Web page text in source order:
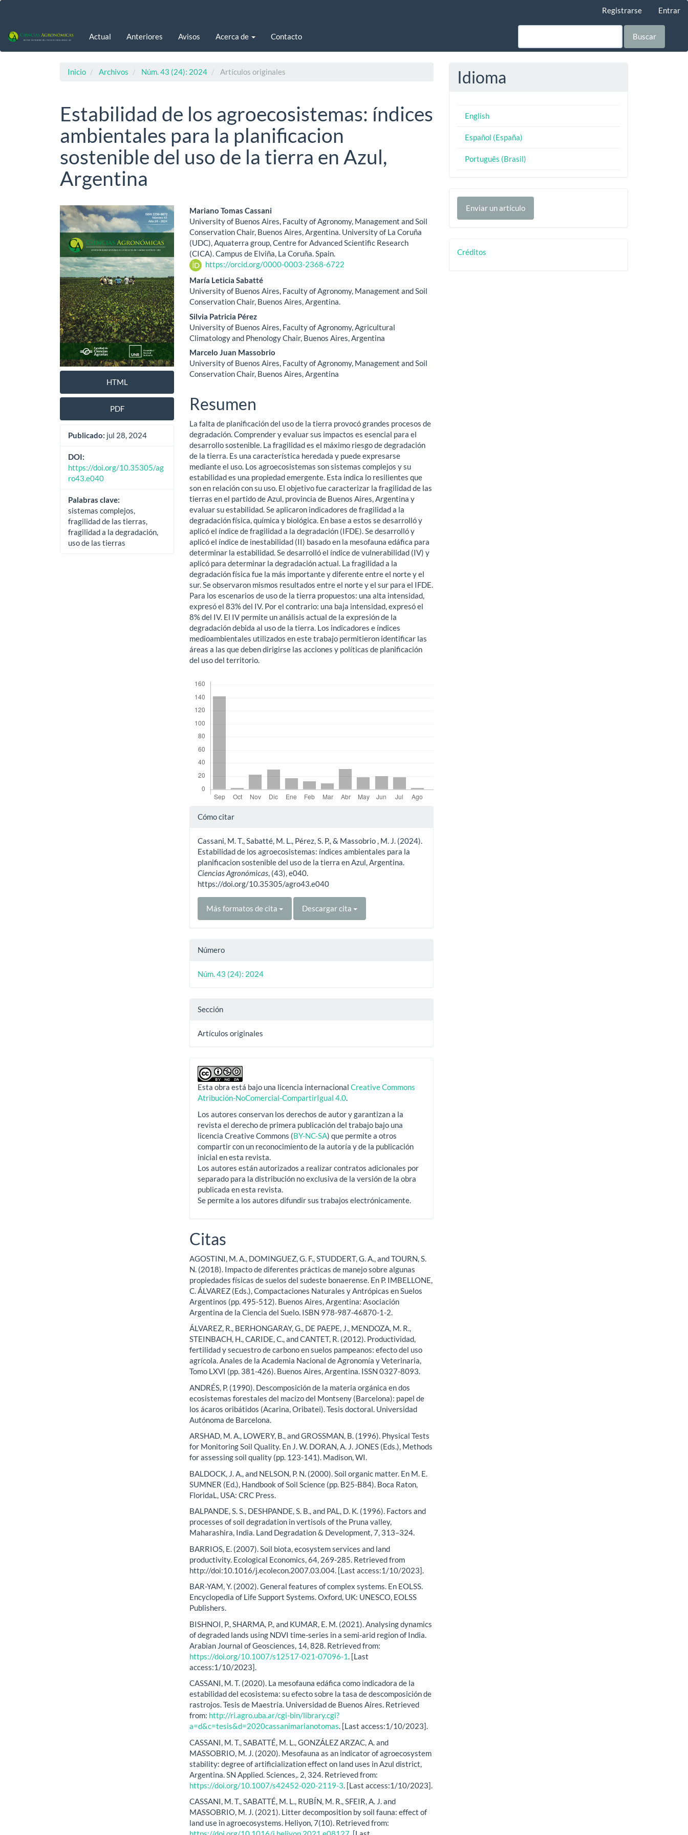
principal
Registrarse Entrar
Actual Anteriores Avisos Acerca de Contacto Buscar
Inicio Archivos Núm. 43 (24): 2024 Artículos originales
Estabilidad de los agroecosistemas: índices
ambientales para la planificacion
sostenible del uso de la tierra en Azul,
Argentina
Barra
lateral
del
artículo
HTML
PDF
Publicado: jul 28, 2024
DOI:
https://doi.org/10.35305/ag
ro43.e040
Palabras clave:
sistemas complejos,
fragilidad de las tierras,
fragilidad a la degradación,
uso de las tierras
Contenido
principal
del
artículo
Mariano Tomas Cassani
University of Buenos Aires, Faculty of Agronomy, Management and Soil
Conservation Chair, Buenos Aires, Argentina. University of La Coruña
(UDC), Aquaterra group, Centre for Advanced Scientific Research
(CICA). Campus de Elviña, La Coruña. Spain.
https://orcid.org/0000-0003-2368-6722
María Leticia Sabatté
University of Buenos Aires, Faculty of Agronomy, Management and Soil
Conservation Chair, Buenos Aires, Argentina.
Silvia Patricia Pérez
University of Buenos Aires, Faculty of Agronomy, Agricultural
Climatology and Phenology Chair, Buenos Aires, Argentina
Marcelo Juan Massobrio
University of Buenos Aires, Faculty of Agronomy, Management and Soil
Conservation Chair, Buenos Aires, Argentina
Resumen
La falta de planificación del uso de la tierra provocó grandes procesos de
degradación. Comprender y evaluar sus impactos es esencial para el
desarrollo sostenible. La fragilidad es el máximo riesgo de degradación
de la tierra. Es una característica heredada y puede expresarse
mediante el uso. Los agroecosistemas son sistemas complejos y su
estabilidad es una propiedad emergente. Esta indica lo resilientes que
son en relación con su uso. El objetivo fue caracterizar la fragilidad de las
tierras en el partido de Azul, provincia de Buenos Aires, Argentina y
evaluar su estabilidad. Se aplicaron indicadores de fragilidad a la
degradación física, química y biológica. En base a estos se desarrolló y
aplicó el índice de fragilidad a la degradación (IFDE). Se desarrolló y
aplicó el índice de inestabilidad (II) basado en la mesofauna edáfica para
determinar la estabilidad. Se desarrolló el índice de vulnerabilidad (IV) y
aplicó para determinar la degradación actual. La fragilidad a la
degradación física fue la más importante y diferente entre el norte y el
sur. Se observaron mismos resultados entre el norte y el sur para el IFDE.
Para los escenarios de uso de la tierra propuestos: una alta intensidad,
expresó el 83% del IV. Por el contrario: una baja intensidad, expresó el
8% del IV. El IV permite un análisis actual de la expresión de la
degradación debida al uso de la tierra. Los indicadores e índices
medioambientales utilizados en este trabajo permitieron identificar las
áreas a las que deben dirigirse las acciones y políticas de planificación
del uso del territorio.
Detalles
artículo
Cómo citar
Cassani, M. T., Sabatté, M. L., Pérez, S. P., & Massobrio , M. J. (2024).
Estabilidad de los agroecosistemas: índices ambientales para la
planificacion sostenible del uso de la tierra en Azul, Argentina.
Ciencias Agronómicas, (43), e040.
https://doi.org/10.35305/agro43.e040
Más formatos de cita Descargar cita
Número
Núm. 43 (24): 2024
Sección
Artículos originales
Esta obra está bajo una licencia internacionalCreative Commons
Atribución-NoComercial-CompartirIgual 4.0.
Los autores conservan los derechos de autor y garantizan a la
revista el derecho de primera publicación del trabajo bajo una
licencia Creative Commons (BY-NC-SA) que permite a otros
compartir con un reconocimiento de la autoría y de la publicación
inicial en esta revista.
Los autores están autorizados a realizar contratos adicionales por
separado para la distribución no exclusiva de la versión de la obra
publicada en esta revista.
Se permite a los autores difundir sus trabajos electrónicamente.
Citas
AGOSTINI, M. A., DOMINGUEZ, G. F., STUDDERT, G. A., and TOURN, S.
N. (2018). Impacto de diferentes prácticas de manejo sobre algunas
propiedades físicas de suelos del sudeste bonaerense. En P. IMBELLONE,
C. ÁLVAREZ (Eds.), Compactaciones Naturales y Antrópicas en Suelos
Argentinos (pp. 495-512). Buenos Aires, Argentina: Asociación
Argentina de la Ciencia del Suelo. ISBN 978-987-46870-1-2.
ÁLVAREZ, R., BERHONGARAY, G., DE PAEPE, J., MENDOZA, M. R.,
STEINBACH, H., CARIDE, C., and CANTET, R. (2012). Productividad,
fertilidad y secuestro de carbono en suelos pampeanos: efecto del uso
agrícola. Anales de la Academia Nacional de Agronomía y Veterinaria,
Tomo LXVI (pp. 381-426). Buenos Aires, Argentina. ISSN 0327-8093.
ANDRÉS, P. (1990). Descomposición de la materia orgánica en dos
ecosistemas forestales del macizo del Montseny (Barcelona): papel de
los ácaros oribátidos (Acarina, Oribatei). Tesis doctoral. Universidad
Autónoma de Barcelona.
ARSHAD, M. A., LOWERY, B., and GROSSMAN, B. (1996). Physical Tests
for Monitoring Soil Quality. En J. W. DORAN, A. J. JONES (Eds.), Methods
for assessing soil quality (pp. 123-141). Madison, WI.
BALDOCK, J. A., and NELSON, P. N. (2000). Soil organic matter. En M. E.
SUMNER (Ed.), Handbook of Soil Science (pp. B25-B84). Boca Raton,
FloridaL, USA: CRC Press.
BALPANDE, S. S., DESHPANDE, S. B., and PAL, D. K. (1996). Factors and
processes of soil degradation in vertisols of the Pruna valley,
Maharashira, India. Land Degradation & Development, 7, 313–324.
BARRIOS, E. (2007). Soil biota, ecosystem services and land
productivity. Ecological Economics, 64, 269-285. Retrieved from
http://doi:10.1016/j.ecolecon.2007.03.004. [Last access:1/10/2023].
BAR-YAM, Y. (2002). General features of complex systems. En EOLSS.
Encyclopedia of Life Support Systems. Oxford, UK: UNESCO, EOLSS
Publishers.
BISHNOI, P., SHARMA, P., and KUMAR, E. M. (2021). Analysing dynamics
of degraded lands using NDVI time-series in a semi-arid region of India.
Arabian Journal of Geosciences, 14, 828. Retrieved from:
https://doi.org/10.1007/s12517-021-07096-1. [Last
access:1/10/2023].
CASSANI, M. T. (2020). La mesofauna edáfica como indicadora de la
estabilidad del ecosistema: su efecto sobre la tasa de descomposición de
rastrojos. Tesis de Maestría. Universidad de Buenos Aires. Retrieved
from: http://ri.agro.uba.ar/cgi-bin/library.cgi?
a=d&c=tesis&d=2020cassanimarianotomas. [Last access:1/10/2023].
CASSANI, M. T., SABATTÉ, M. L., GONZÁLEZ ARZAC, A. and
MASSOBRIO, M. J. (2020). Mesofauna as an indicator of agroecosystem
stability: degree of artificialization effect on land uses in Azul district,
Argentina. SN Applied. Sciences,. 2, 324. Retrieved from:
https://doi.org/10.1007/s42452-020-2119-3. [Last access:1/10/2023].
CASSANI, M. T., SABATTÉ, M. L., RUBÍN, M. R., SFEIR, A. J. and
MASSOBRIO, M. J. (2021). Litter decomposition by soil fauna: effect of
land use in agroecosystems. Heliyon, 7(10). Retrieved from:
Idioma
English
Español (España)
Português (Brasil)
Enviar
unEnviar un artículo
creditos
Créditos